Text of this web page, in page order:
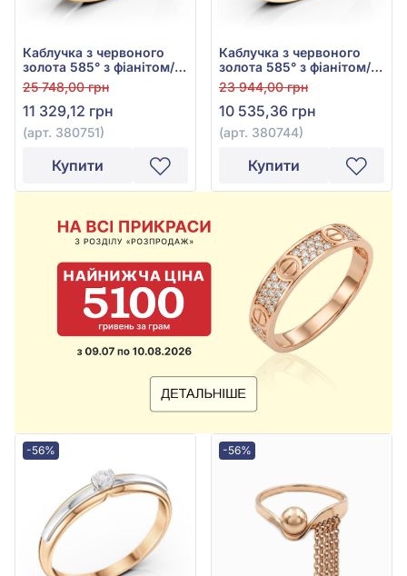
Каблучка з червоного
золота 585° з фіанітом/
куб.цирконієм, арт.
380751
25 748,00 грн
11 329,12 грн
(арт. 380751)
Купити
Каблучка з червоного
золота 585° з фіанітом/
куб.цирконієм, арт.
380744
23 944,00 грн
10 535,36 грн
(арт. 380744)
Купити
-56% -56%